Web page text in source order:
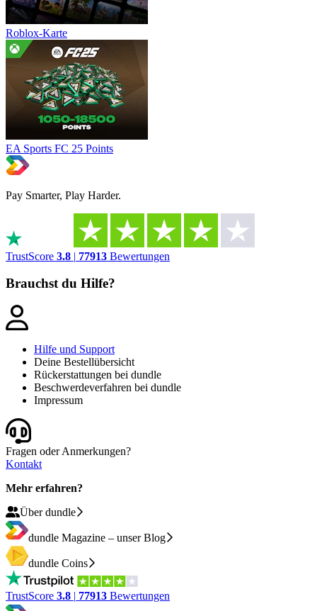
Roblox-Karte
EA Sports FC 25 Points
Pay Smarter, Play Harder.
TrustScore 3.8 | 77913 Bewertungen
Brauchst du Hilfe?
Hilfe und Support
Deine Bestellübersicht
Rückerstattungen bei dundle
Beschwerdeverfahren bei dundle
Impressum
Fragen oder Anmerkungen?
Kontakt
Mehr erfahren?
Über dundle
dundle Magazine – unser Blog
dundle Coins
TrustScore 3.8 | 77913 Bewertungen